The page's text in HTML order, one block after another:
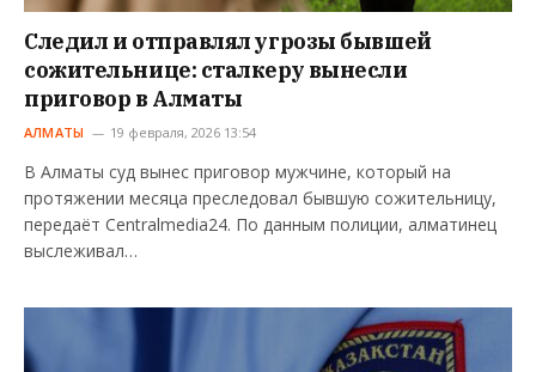
Следил и отправлял угрозы бывшей
сожительнице: сталкеру вынесли
приговор в Алматы
АЛМАТЫ 19 февраля, 2026 13:54
В Алматы суд вынес приговор мужчине, который на
протяжении месяца преследовал бывшую сожительницу,
передаёт Centralmedia24. По данным полиции, алматинец
выслеживал…